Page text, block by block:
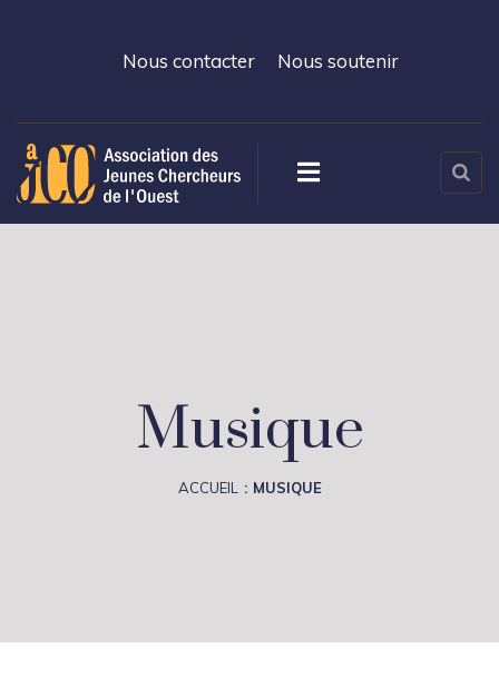
Nous contacter Nous soutenir
Musique
ACCUEIL MUSIQUE